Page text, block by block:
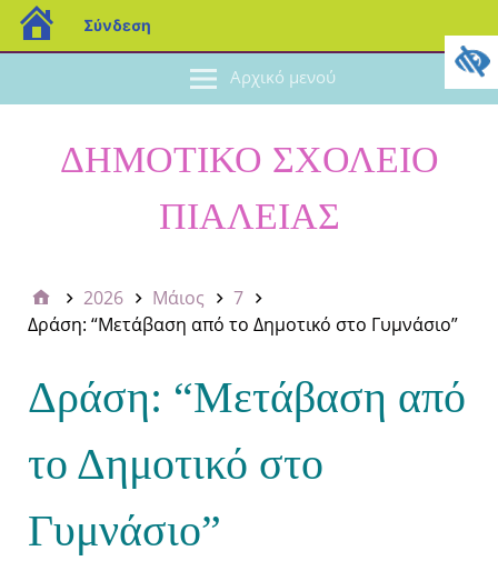
Αρχικό μενού
ΔΗΜΟΤΙΚΟ ΣΧΟΛΕΙΟ
ΠΙΑΛΕΙΑΣ
2026 Μάιος
7
Δράση: “Μετάβαση από το Δημοτικό στο Γυμνάσιο”
Δράση: “Μετάβαση από
το Δημοτικό στο
Γυμνάσιο”
Σύνδεση